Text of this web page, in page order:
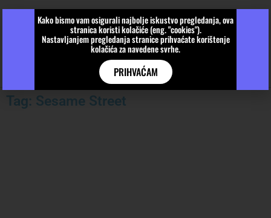
Tag: Sesame Street
Kako bismo vam osigurali najbolje iskustvo pregledanja, ova
stranica koristi kolačiće (eng. "cookies").
Nastavljanjem pregledanja stranice prihvaćate korištenje
kolačića za navedene svrhe.
PRIHVAĆAM